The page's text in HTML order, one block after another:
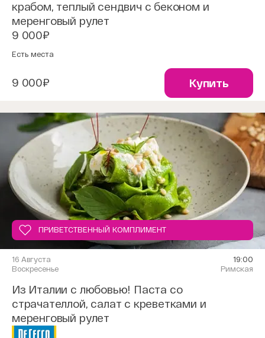
крабом, теплый сендвич с беконом и
меренговый рулет
9 000₽
Есть места
9 000₽ Купить
ПРИВЕТСТВЕННЫЙ КОМПЛИМЕНТ
16 Августа
Воскресенье
19:00
Римская
Из Италии с любовью! Паста со
страчателлой, салат с креветками и
меренговый рулет